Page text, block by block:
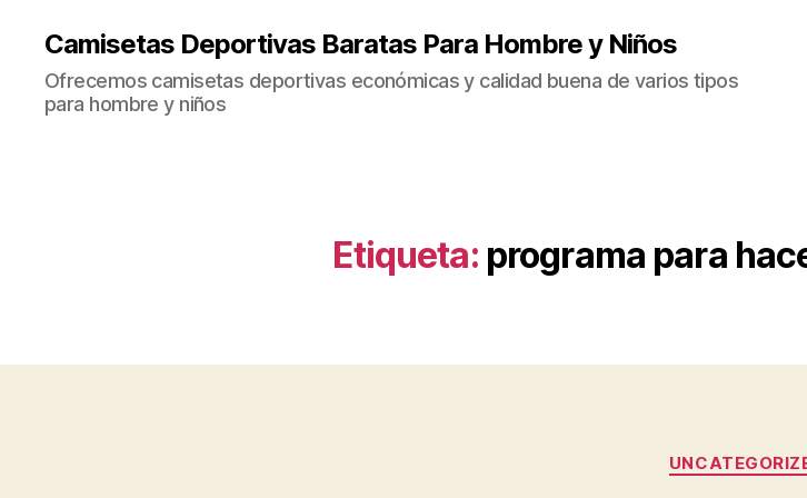
Camisetas Deportivas Baratas Para Hombre y Niños
Ofrecemos camisetas deportivas económicas y calidad buena de varios tipos
para hombre y niños
Etiqueta: programa para